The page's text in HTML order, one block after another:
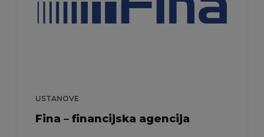
USTANOVE
Fina – financijska agencija